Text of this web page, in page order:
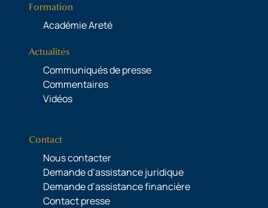
Formation
Académie Areté
Actualités
Communiqués de presse
Commentaires
Vidéos
Contact
Nous contacter
Demande d’assistance juridique
Demande d’assistance financière
Contact presse